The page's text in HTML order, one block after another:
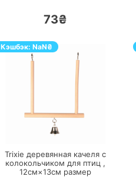
73₴
Кэшбэк: NaN₴
ПЕРЕЙТИ
Trixie деревянная качеля с
колокольчиком для птиц ,
12см×13см размер